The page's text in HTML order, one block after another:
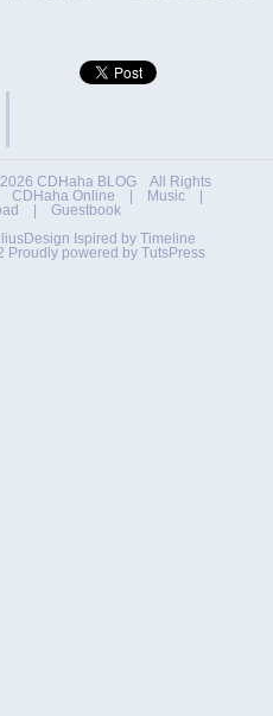
CDHaha BLOG All Rights
CDHaha Online Music
Guestbook
Ispired by Timeline
Proudly powered by TutsPress